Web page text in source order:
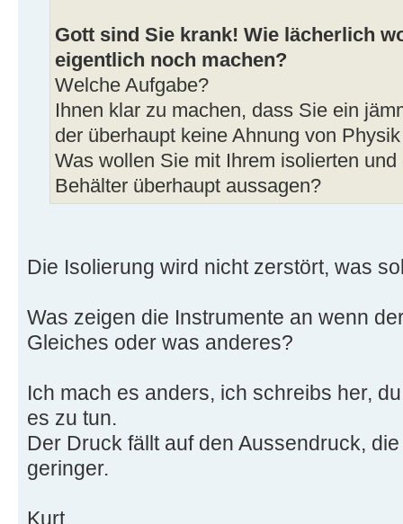
Gott sind Sie krank! Wie lächerlich
eigentlich noch machen?
Welche Aufgabe?
Ihnen klar zu machen, dass Sie ein
der überhaupt keine Ahnung von
Was wollen Sie mit Ihrem isolierten
Behälter überhaupt aussagen?
Die Isolierung wird nicht zerstört, was
Was zeigen die Instrumente an wenn
Gleiches oder was anderes?
Ich mach es anders, ich schreibs her,
es zu tun.
Der Druck fällt auf den Aussendruck,
geringer.
Kurt